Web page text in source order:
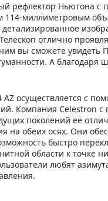
рефлектор Ньютона
114-миллиметровым
отлично
вы сможете увидеть
А благодаря
AZ осуществляется с
Компания Celestron с
поколений ее
на обеих осях. Они
быстро
области к точке
любят